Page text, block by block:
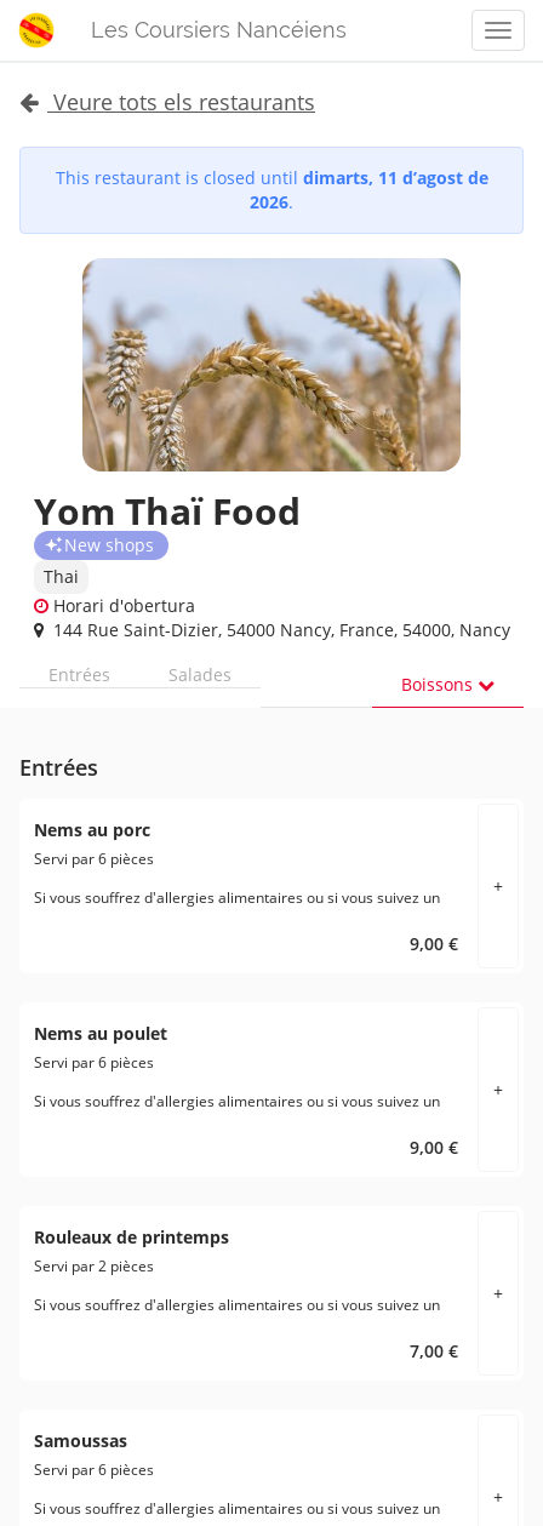
Menu
Les Coursiers Nancéiens
Veure tots els restaurants
This restaurant is closed until dimarts, 11 d’agost de
2026.
Yom Thaï Food
New shops
Thai
Horari d'obertura
144 Rue Saint-Dizier, 54000 Nancy, France, 54000, Nancy
Entrées
Salades Boissons
Entrées
Nems au porc
Servi par 6 pièces
Si vous souffrez d'allergies alimentaires ou si vous suivez un
9,00 €
+
Nems au poulet
Servi par 6 pièces
Si vous souffrez d'allergies alimentaires ou si vous suivez un
9,00 €
+
Rouleaux de printemps
Servi par 2 pièces
Si vous souffrez d'allergies alimentaires ou si vous suivez un
7,00 €
+
Samoussas
Servi par 6 pièces
Si vous souffrez d'allergies alimentaires ou si vous suivez un
+